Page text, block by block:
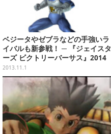
ベジータやゼブラなどの手強いラ
イバルも新参戦！ ─ 『ジェイスタ
ーズ ビクトリーバーサス』2014
年3月19日に発売
2013.11.1